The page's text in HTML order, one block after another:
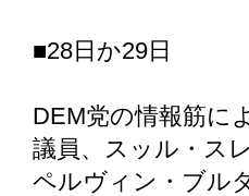
■28日か29日
DEM党の情報筋に
議員、スッル・ス
ペルヴィン・ブル